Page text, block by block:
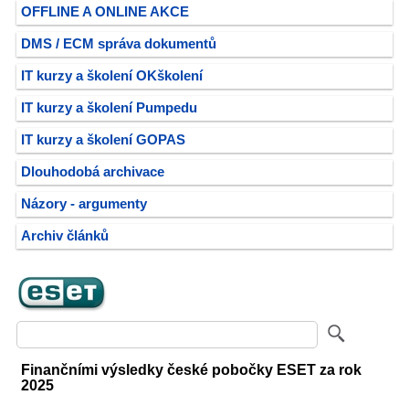
OFFLINE A ONLINE AKCE
DMS / ECM správa dokumentů
IT kurzy a školení OKškolení
IT kurzy a školení Pumpedu
IT kurzy a školení GOPAS
Dlouhodobá archivace
Názory - argumenty
Archiv článků
Finančními výsledky české pobočky ESET za rok
2025